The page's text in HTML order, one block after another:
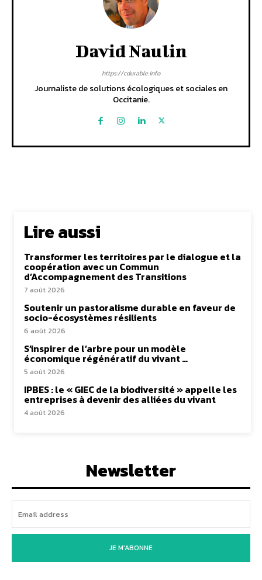
David Naulin
https://cdurable.info
Journaliste de solutions écologiques et sociales en
Occitanie.
Lire aussi
Transformer les territoires par le dialogue et la
coopération avec un Commun
d’Accompagnement des Transitions
7 août 2026
Soutenir un pastoralisme durable en faveur de
socio-écosystèmes résilients
6 août 2026
S’inspirer de l’arbre pour un modèle
économique régénératif du vivant …
5 août 2026
IPBES : le « GIEC de la biodiversité » appelle les
entreprises à devenir des alliées du vivant
4 août 2026
Newsletter
JE M'ABONNE